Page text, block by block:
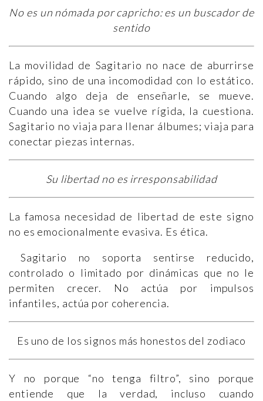
No es un nómada por capricho: es un buscador de
sentido
La movilidad de Sagitario no nace de aburrirse
rápido, sino de una incomodidad con lo estático.
Cuando algo deja de enseñarle, se mueve.
Cuando una idea se vuelve rígida, la cuestiona.
Sagitario no viaja para llenar álbumes; viaja para
conectar piezas internas.
Su libertad no es irresponsabilidad
La famosa necesidad de libertad de este signo
no es emocionalmente evasiva. Es ética.
Sagitario no soporta sentirse reducido,
controlado o limitado por dinámicas que no le
permiten crecer. No actúa por impulsos
infantiles, actúa por coherencia.
Es uno de los signos más honestos del zodiaco
Y no porque “no tenga filtro”, sino porque
entiende que la verdad, incluso cuando